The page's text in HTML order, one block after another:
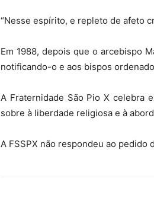
“Nesse espírito, e repleto de afeto
Em 1988, depois que o arcebispo
notificando-o e aos bispos
A Fraternidade São Pio X celebra
sobre à liberdade religiosa e à
A FSSPX não respondeu ao pedido